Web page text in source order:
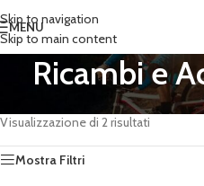
Skip to navigation
Skip to main content
MENU
Ricambi e
Prodotti taggati “Ricambi e
Visualizzazione di 2 risultati
Mostra Filtri